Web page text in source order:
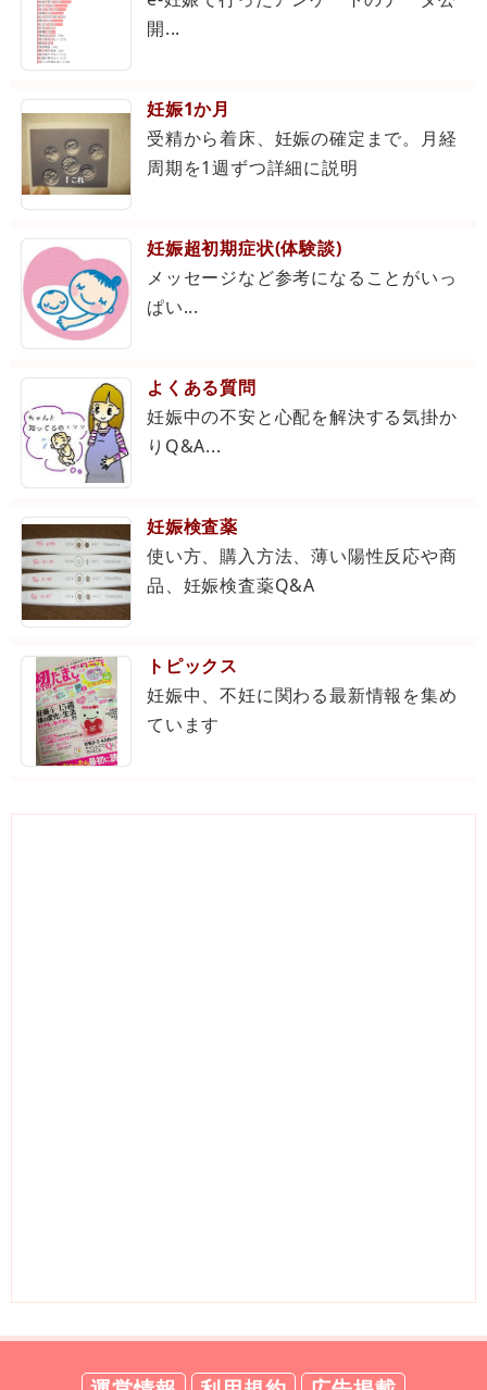
開...
妊娠1か月
受精から着床、妊娠の確定まで。月経
周期を1週ずつ詳細に説明
妊娠超初期症状(体験談)
メッセージなど参考になることがいっ
ぱい...
よくある質問
妊娠中の不安と心配を解決する気掛か
りQ&A...
妊娠検査薬
使い方、購入方法、薄い陽性反応や商
品、妊娠検査薬Q&A
トピックス
妊娠中、不妊に関わる最新情報を集め
ています